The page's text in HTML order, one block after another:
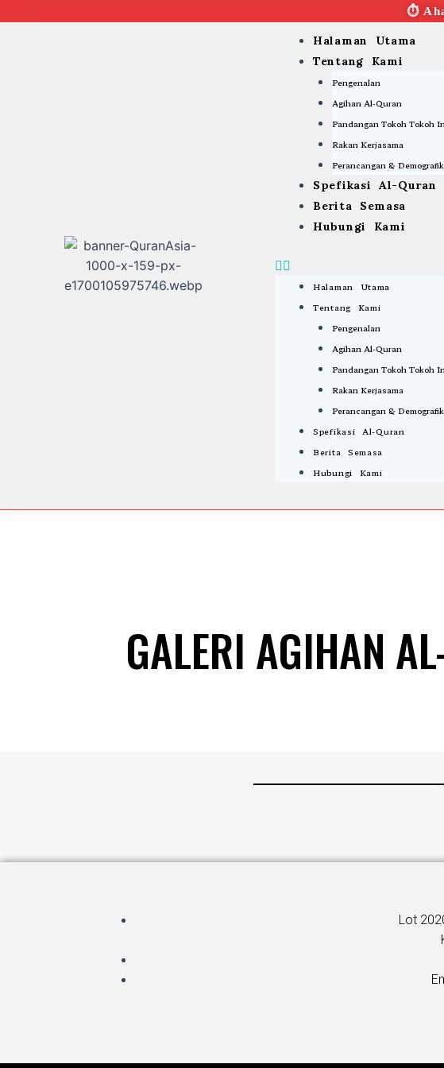
⏱︎
Halaman Utama
Tentang Kami
Pengenalan
Agihan Al-Quran
Pandangan Tokoh Tokoh
Rakan Kerjasama
Perancangan & Demografik
Spefikasi Al-Quran
Berita Semasa
Hubungi Kami
Menu
Halaman Utama
Tentang Kami
Pengenalan
Agihan Al-Quran
Pandangan Tokoh Tokoh
Rakan Kerjasama
Perancangan & Demografik
Spefikasi Al-Quran
Berita Semasa
Hubungi Kami
GALERI AGIHAN
Lot